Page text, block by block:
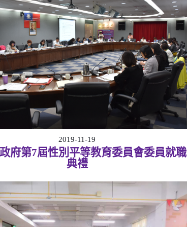
2019-11-19
府第7屆性別平等教育委員會委員就職
典禮